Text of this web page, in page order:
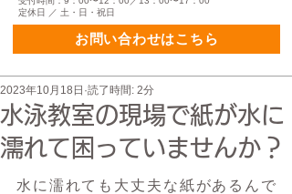
定休日 ／ 土・日・祝日
お問い合わせはこちら
水泳教室の現場で紙が水に
濡れて困っていませんか？
2023年10月18日 読了時間: 2分
水に濡れても大丈夫な紙があるんで